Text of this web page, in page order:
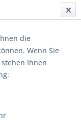
die
Wenn Sie
Ihnen